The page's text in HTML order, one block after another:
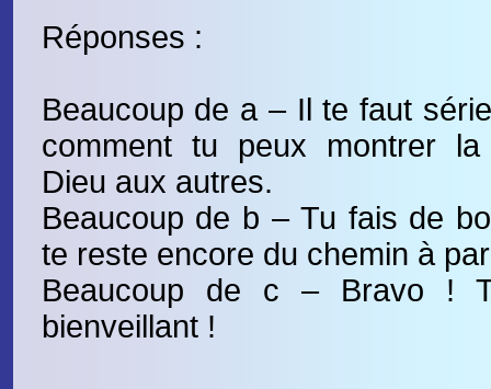
Réponses :
Beaucoup de a – Il te faut
comment tu peux montrer la
Dieu aux autres.
Beaucoup de b – Tu fais de
te reste encore du chemin à
Beaucoup de c – Bravo !
bienveillant !